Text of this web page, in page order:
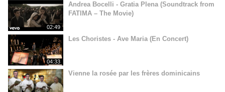
02:49
Andrea Bocelli - Gratia Plena (Soundtrack from
FATIMA – The Movie)
04:33
Les Choristes - Ave Maria (En Concert)
Vienne la rosée par les frères dominicains